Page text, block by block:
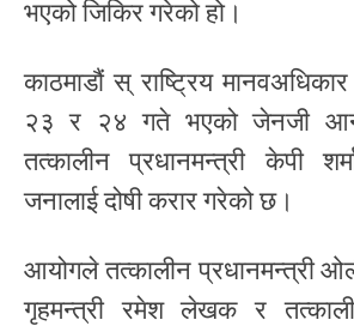
भएको जिकिर गरेको हो।
काठमाडौं स् राष्ट्रिय
२३ र २४ गते भएको जेनजी
तत्कालीन प्रधानमन्त्री केपी
जनालाई दोषी करार गरेको छ।
आयोगले तत्कालीन प्रधानमन्त्री
गृहमन्त्री रमेश लेखक र